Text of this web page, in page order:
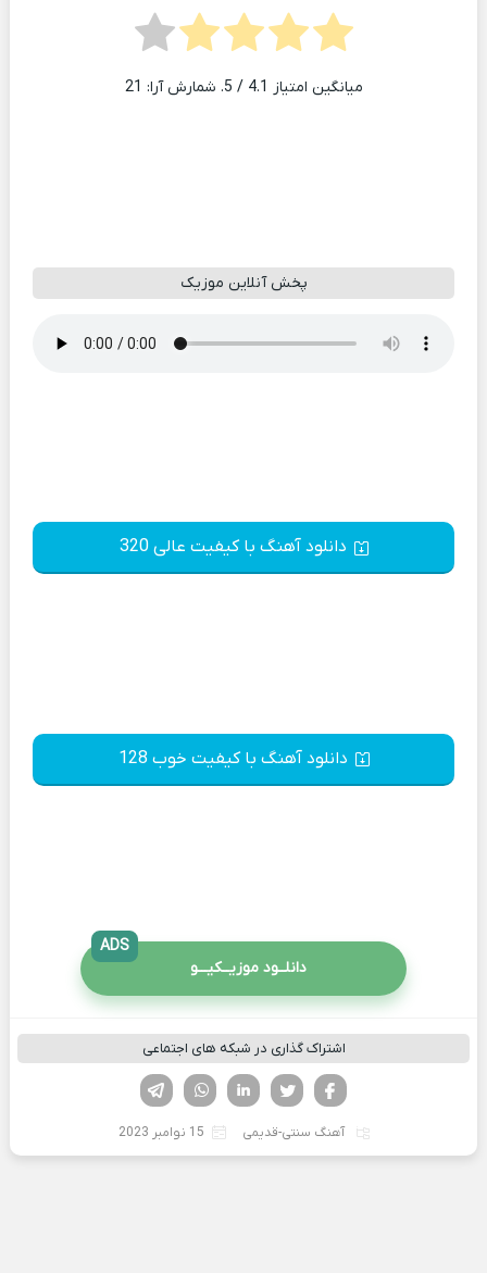
میانگین امتیاز 4.1 / 5. شمارش آرا: 21
پخش آنلاین موزیک
دانلود آهنگ با کیفیت عالی 320
دانلود آهنگ با کیفیت خوب 128
دانلــود موزیــکیـــو
ADS
اشتراک گذاری در شبکه های اجتماعی
لینکدین تویتر
فیسوک
آهنگ سنتی-قدیمی 15 نوامبر 2023